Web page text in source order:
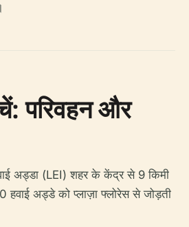
परिवहन और
अड्डा (LEI) शहर के केंद्र से 9 किमी
अड्डे को प्लाज़ा फ्लोरेस से जोड़ती